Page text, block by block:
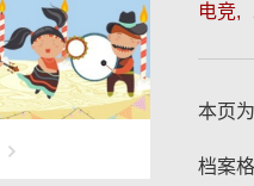
电竞
本页
档案